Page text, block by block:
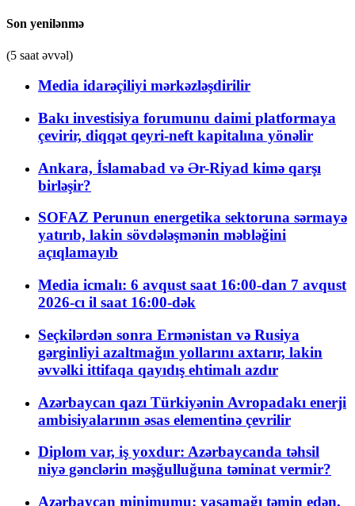
Son yenilənmə
(5 saat əvvəl)
Media idarəçiliyi mərkəzləşdirilir
Bakı investisiya forumunu daimi platformaya
çevirir, diqqət qeyri-neft kapitalına yönəlir
Ankara, İslamabad və Ər-Riyad kimə qarşı
birləşir?
SOFAZ Perunun energetika sektoruna sərmayə
yatırıb, lakin sövdələşmənin məbləğini
açıqlamayıb
Media icmalı: 6 avqust saat 16:00-dan 7 avqust
2026-cı il saat 16:00-dək
Seçkilərdən sonra Ermənistan və Rusiya
gərginliyi azaltmağın yollarını axtarır, lakin
əvvəlki ittifaqa qayıdış ehtimalı azdır
Azərbaycan qazı Türkiyənin Avropadakı enerji
ambisiyalarının əsas elementinə çevrilir
Diplom var, iş yoxdur: Azərbaycanda təhsil
niyə gənclərin məşğulluğuna təminat vermir?
Azərbaycan minimumu: yaşamağı təmin edən,